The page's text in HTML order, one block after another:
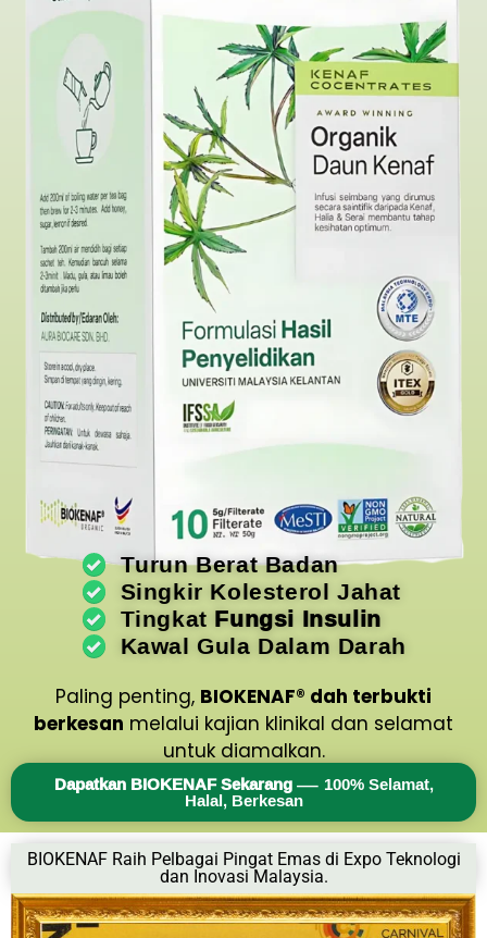
Turun Berat Badan
Singkir Kolesterol Jahat
Tingkat Fungsi Insulin
Kawal Gula Dalam Darah
Paling penting, BIOKENAF® dah terbukti
berkesan melalui kajian klinikal dan selamat
untuk diamalkan.
Dapatkan BIOKENAF Sekarang— 100% Selamat,
Halal, Berkesan
BIOKENAF Raih Pelbagai Pingat Emas di Expo Teknologi
dan Inovasi Malaysia.